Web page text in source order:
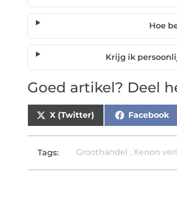
Hoe
Krijg ik
Goed artikel? Deel
X (Twitter) Facebook
Tags: Groothandel ,Xenon